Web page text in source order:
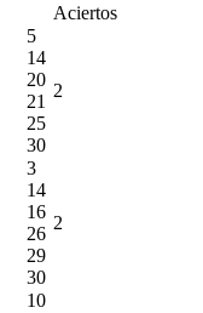
Aciertos
5
14
20
21
25
30
2
3
14
16
26
29
30
2
10